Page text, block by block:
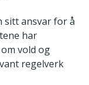
sitt ansvar for å
har
vold og
regelverk